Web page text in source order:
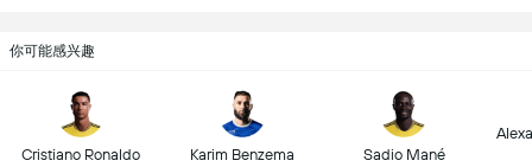
你可能感兴趣
Cristiano Ronaldo Karim Benzema Sadio Mané